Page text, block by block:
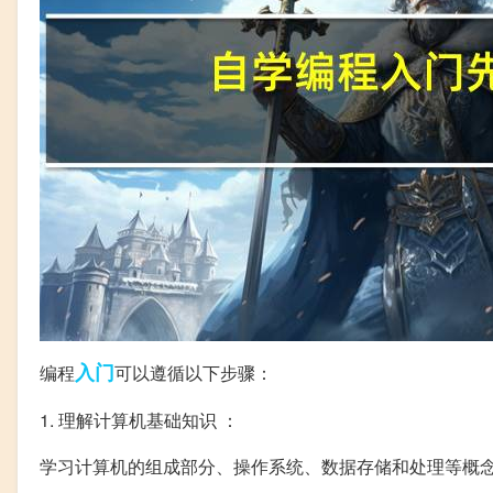
编程入门可以遵循以下步骤：
1. 理解计算机基础知识 ：
学习计算机的组成部分、操作系统、数据存储和处理等概